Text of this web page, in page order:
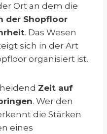
Ort an dem die
der Shopfloor
. Das Wesen
sich in der Art
organisiert ist.
Zeit auf
. Wer den
die Stärken
eines